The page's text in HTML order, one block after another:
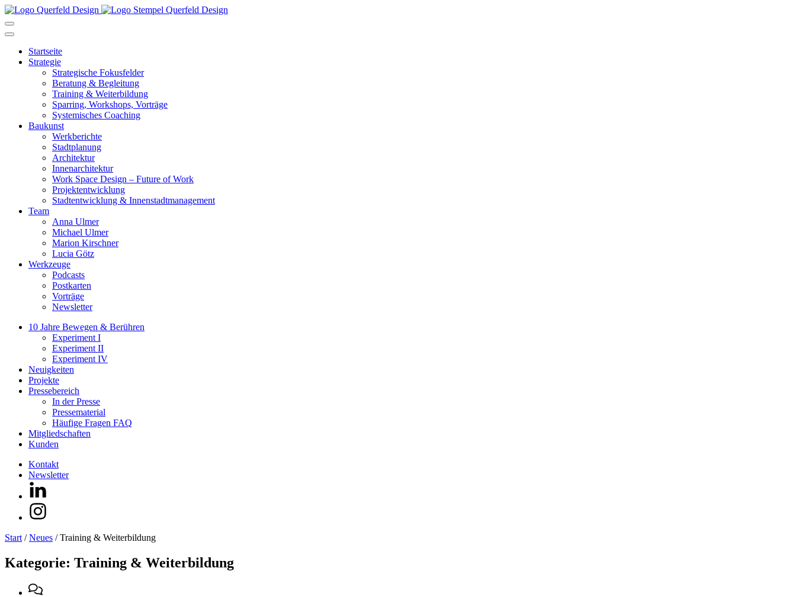
Startseite
Strategie
Strategische Fokusfelder
Beratung & Begleitung
Training & Weiterbildung
Sparring, Workshops, Vorträge
Systemisches Coaching
Baukunst
Werkberichte
Stadtplanung
Architektur
Innenarchitektur
Work Space Design – Future of Work
Projektentwicklung
Stadtentwicklung & Innenstadtmanagement
Team
Anna Ulmer
Michael Ulmer
Marion Kirschner
Lucia Götz
Werkzeuge
Podcasts
Postkarten
Vorträge
Newsletter
10 Jahre Bewegen & Berühren
Experiment I
Experiment II
Experiment IV
Neuigkeiten
Projekte
Pressebereich
In der Presse
Pressematerial
Häufige Fragen FAQ
Mitgliedschaften
Kunden
Kontakt
Newsletter
Start /Neues /Training & Weiterbildung
Kategorie: Training & Weiterbildung